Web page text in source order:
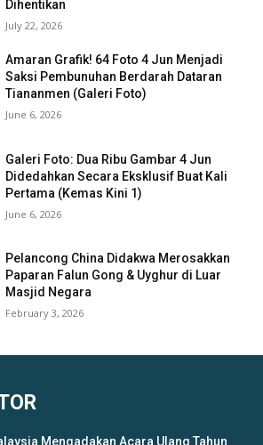
Dihentikan
July 22, 2026
Amaran Grafik! 64 Foto 4 Jun Menjadi
Saksi Pembunuhan Berdarah Dataran
Tiananmen (Galeri Foto)
June 6, 2026
Galeri Foto: Dua Ribu Gambar 4 Jun
Didedahkan Secara Eksklusif Buat Kali
Pertama (Kemas Kini 1)
June 6, 2026
Pelancong China Didakwa Merosakkan
Paparan Falun Gong & Uyghur di Luar
Masjid Negara
February 3, 2026
Mengadakan Acara Ulang Tahun